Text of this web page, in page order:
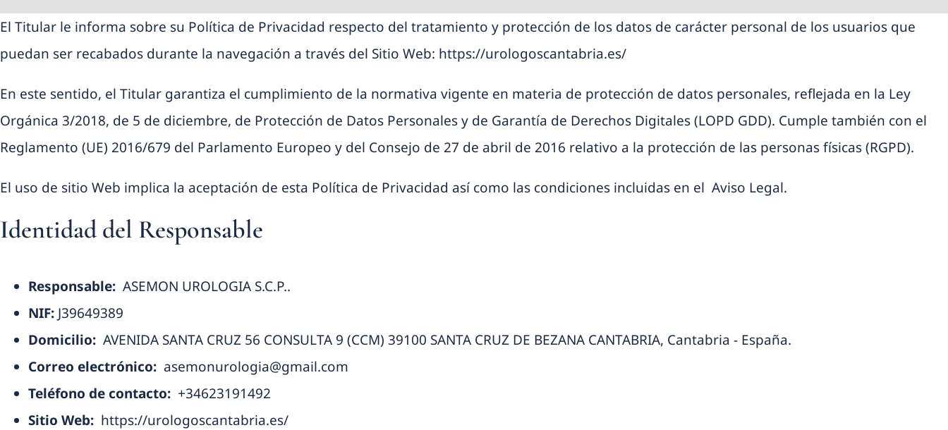
Skip
content
El Titular le informa sobre su Política de Privacidad respecto del tratamiento y protección de los datos de carácter personal de los usuarios que
puedan ser recabados durante la navegación a través del Sitio Web: https://urologoscantabria.es/
En este sentido, el Titular garantiza el cumplimiento de la normativa vigente en materia de protección de datos personales, reflejada en la Ley
Orgánica 3/2018, de 5 de diciembre, de Protección de Datos Personales y de Garantía de Derechos Digitales (LOPD GDD). Cumple también con el
Reglamento (UE) 2016/679 del Parlamento Europeo y del Consejo de 27 de abril de 2016 relativo a la protección de las personas físicas (RGPD).
El uso de sitio Web implica la aceptación de esta Política de Privacidad así como las condiciones incluidas en el Aviso Legal.
Identidad del Responsable
Responsable: ASEMON UROLOGIA S.C.P..
NIF: J39649389
Domicilio: AVENIDA SANTA CRUZ 56 CONSULTA 9 (CCM) 39100 SANTA CRUZ DE BEZANA CANTABRIA, Cantabria - España.
Correo electrónico: asemonurologia@gmail.com
Teléfono de contacto: +34623191492
Sitio Web: https://urologoscantabria.es/